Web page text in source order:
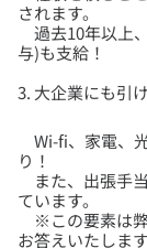
されます。
過去10年以上
3. 大企業にも引
Wi-fi、家電、
り！
また、出張手
ています。
※この要素は弊